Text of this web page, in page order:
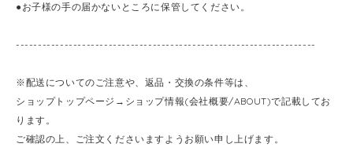
●お子様の手の届かないところに保管してください。
--------------------------------------------------------------------
※配送についてのご注意や、返品・交換の条件等は、
ショップトップページ→ショップ情報(会社概要/ABOUT)で記載してお
ります。
ご確認の上、ご注文くださいますようお願い申し上げます。